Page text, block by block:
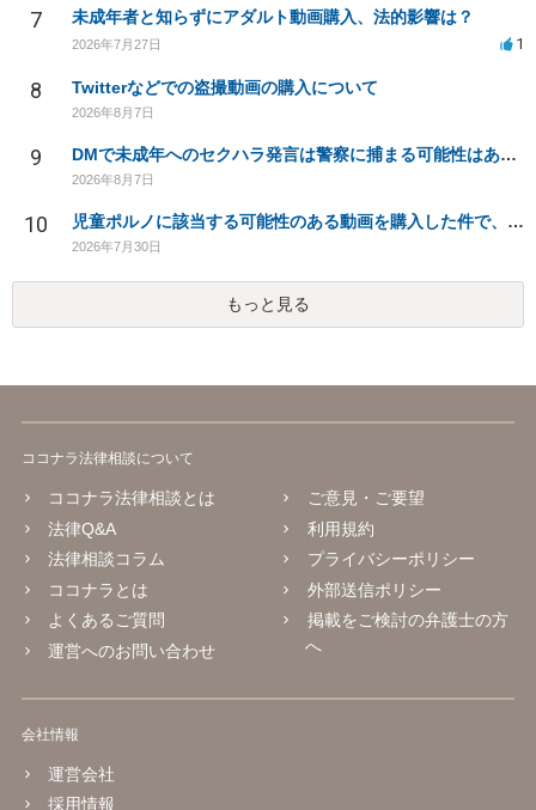
7 未成年者と知らずにアダルト動画購入、法的影響は？
2026年7月27日 1
8 Twitterなどでの盗撮動画の購入について
2026年8月7日
9 DMで未成年へのセクハラ発言は警察に捕まる可能性はありますか
2026年8月7日
10 児童ポルノに該当する可能性のある動画を購入した件で、家族や職場に知られたり、逮捕などあるのでしょうか
2026年7月30日
もっと見る
ココナラ法律相談について
ココナラ法律相談とは
法律Q&A
法律相談コラム
ココナラとは
よくあるご質問
運営へのお問い合わせ
ご意見・ご要望
利用規約
プライバシーポリシー
外部送信ポリシー
掲載をご検討の弁護士の方
へ
会社情報
運営会社
採用情報